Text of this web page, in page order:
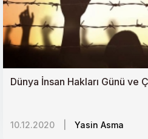
Dünya İnsan Hakları Günü ve
10.12.2020 Yasin Asma